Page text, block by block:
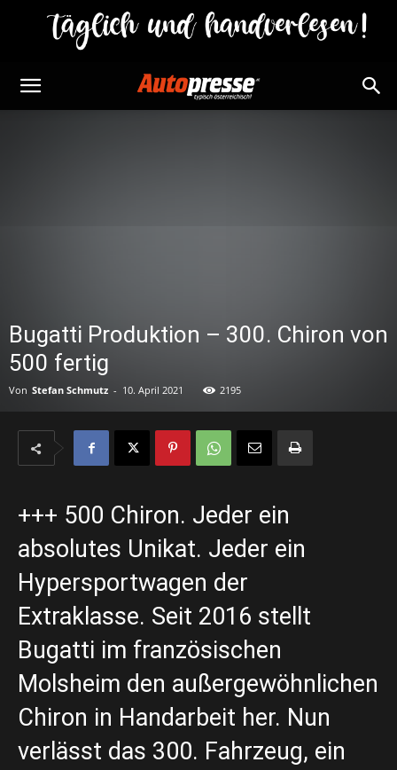
Bugatti Produktion – 300. Chiron von
500 fertig
Von Stefan Schmutz - 10. April 2021 2195
+++ 500 Chiron. Jeder ein
absolutes Unikat. Jeder ein
Hypersportwagen der
Extraklasse. Seit 2016 stellt
Bugatti im französischen
Molsheim den außergewöhnlichen
Chiron in Handarbeit her. Nun
verlässt das 300. Fahrzeug, ein